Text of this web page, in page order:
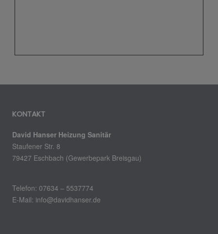
KONTAKT
David Hanser Heizung Sanitär
Staufener Str. 8
79427 Eschbach (Gewerbepark Breisgau)
Telefon: 07634 – 5537774
E-Mail: info@davidhanser.de